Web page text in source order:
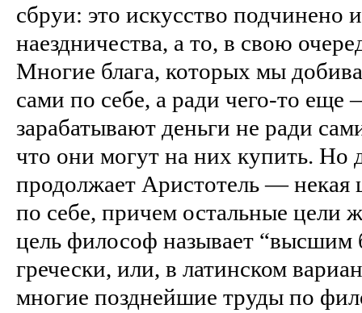
сбруи: это искусство подчинено
наездничества, а то, в свою
Многие блага, которых мы
сами по себе, а ради чего-то
зарабатывают деньги не ради
что они могут на них купить.
продолжает Аристотель — некая
по себе, причем остальные цели
цель философ называет “высшим
гречески, или, в латинском
многие позднейшие труды по